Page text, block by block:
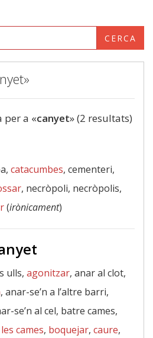
CERCA
per a «canyet» (2 resultats)
catacumbes, cementeri,
, necròpoli, necròpolis,
(irònicament)
ulls, agonitzar, anar al clot,
, anar-se’n a l’altre barri,
se’n al cel, batre cames,
cames, boquejar, caure,